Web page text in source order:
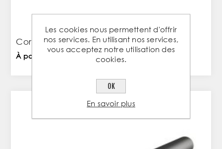
Cornière égale 50x50x5mm Acier LAC
À partir de 8,18 € TTC / PC
Les cookies nous permettent d'offrir
nos services. En utilisant nos services,
vous acceptez notre utilisation des
cookies.
OK
En savoir plus